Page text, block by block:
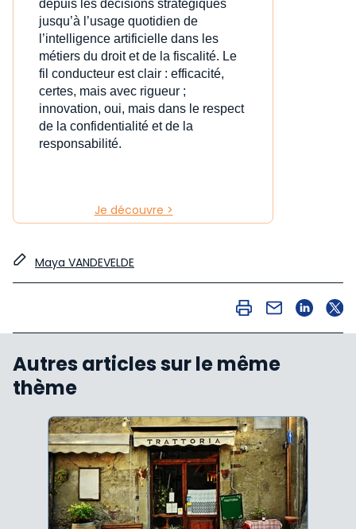
depuis les décisions stratégiques
jusqu’à l’usage quotidien de
l’intelligence artificielle dans les
métiers du droit et de la fiscalité. Le
fil conducteur est clair : efficacité,
certes, mais avec rigueur ;
innovation, oui, mais dans le respect
de la confidentialité et de la
responsabilité.
Je découvre >
Maya VANDEVELDE
Autres articles sur le même
thème